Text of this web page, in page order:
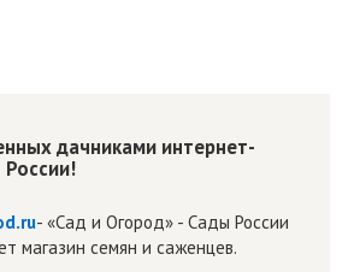
дачниками интернет-
России!
- «Сад и Огород» - Сады России
магазин семян и саженцев.